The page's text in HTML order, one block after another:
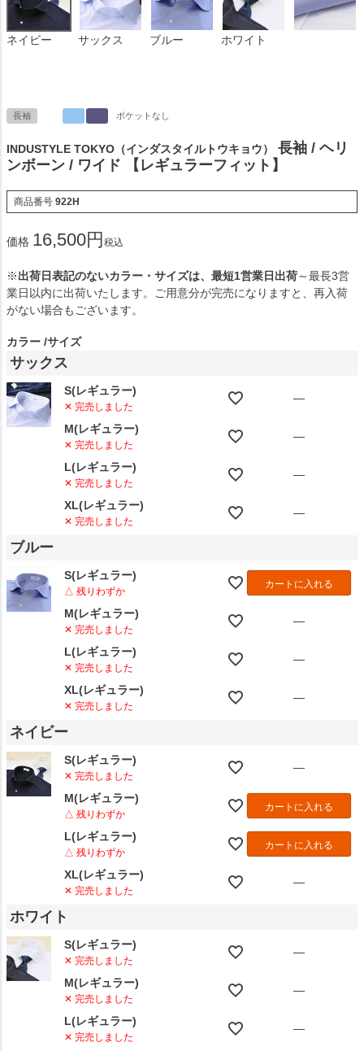
ネイビー サックス ブルー ホワイト
長袖 ポケットなし
INDUSTYLE TOKYO（インダスタイルトウキョウ）
長袖 / ヘリ
ンボーン / ワイド 【レギュラーフィット】
商品番号 922H
価格 16,500 税込
※出荷日表記のないカラー・サイズは、最短1営業日出荷～最長3営
業日以内に出荷いたします。ご用意分が完売になりますと、再入荷
がない場合もございます。
カラー サイズ
サックス
S(レギュラー)
✕ 完売しました
—
M(レギュラー)
✕ 完売しました
—
L(レギュラー)
✕ 完売しました
—
XL(レギュラー)
✕ 完売しました
—
ブルー
S(レギュラー)
△ 残りわずか
カートに入れる
M(レギュラー)
✕ 完売しました
—
L(レギュラー)
✕ 完売しました
—
XL(レギュラー)
✕ 完売しました
—
ネイビー
S(レギュラー)
✕ 完売しました
—
M(レギュラー)
△ 残りわずか
カートに入れる
L(レギュラー)
△ 残りわずか
カートに入れる
XL(レギュラー)
✕ 完売しました
—
ホワイト
S(レギュラー)
✕ 完売しました
—
M(レギュラー)
✕ 完売しました
—
L(レギュラー)
✕ 完売しました
—